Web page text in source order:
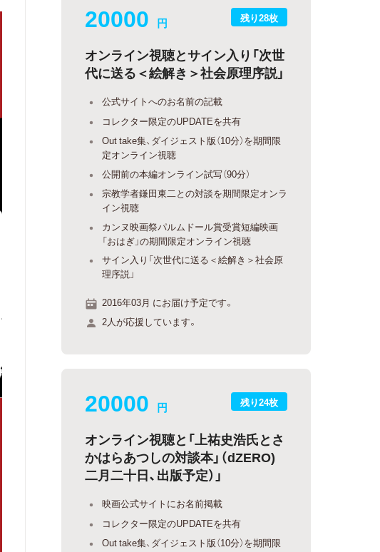
残り28枚
20000 円
オンライン視聴とサイン入り「次世
代に送る＜絵解き＞社会原理序説」
公式サイトへのお名前の記載
コレクター限定のUPDATEを共有
Out take集、ダイジェスト版（10分）を期間限
定オンライン視聴
公開前の本編オンライン試写（90分）
宗教学者鎌田東二との対談を期間限定オンラ
イン視聴
カンヌ映画祭パルムドール賞受賞短編映画
「おはぎ」の期間限定オンライン視聴
サイン入り「次世代に送る＜絵解き＞社会原
理序説」
2016年03月 にお届け予定です。
2人が応援しています。
残り24枚
20000 円
オンライン視聴と「上祐史浩氏とさ
かはらあつしの対談本」（dZERO)
二月二十日、出版予定）」
映画公式サイトにお名前掲載
コレクター限定のUPDATEを共有
Out take集、ダイジェスト版（10分）を期間限